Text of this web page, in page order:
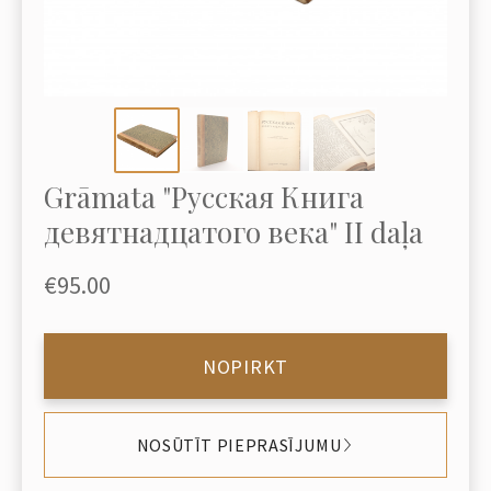
Grāmata "Русская Книга
девятнадцатого века" II daļa
€95.00
NOPIRKT
NOSŪTĪT PIEPRASĪJUMU